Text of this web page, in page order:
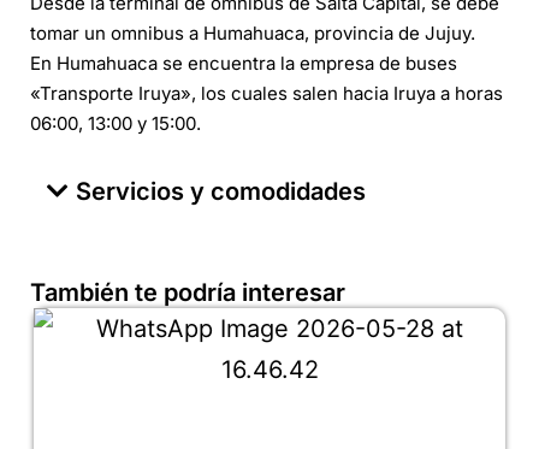
tomar un omnibus a Humahuaca, provincia de Jujuy.
En Humahuaca se encuentra la empresa de buses
«Transporte Iruya», los cuales salen hacia Iruya a horas
06:00, 13:00 y 15:00.
Servicios y comodidades
También te podría interesar